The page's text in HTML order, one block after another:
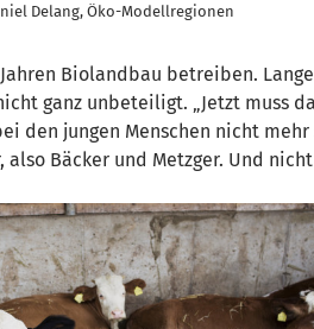
Delang, Öko-Modellregionen
Biolandbau betreiben.
ganz unbeteiligt. „Jetzt muss
den jungen Menschen nicht
Bäcker und Metzger. Und